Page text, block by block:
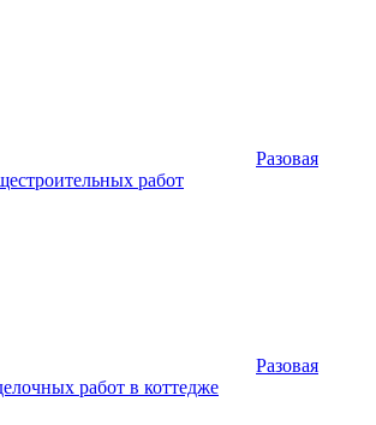
Разовая
работ
Разовая
работ в коттедже